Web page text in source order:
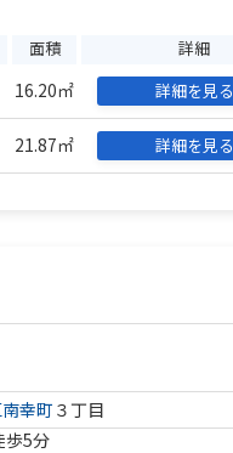
面積 詳細
16.20㎡ 詳細を見る
21.87㎡ 詳細を見る
南幸町 ３丁目
歩5分